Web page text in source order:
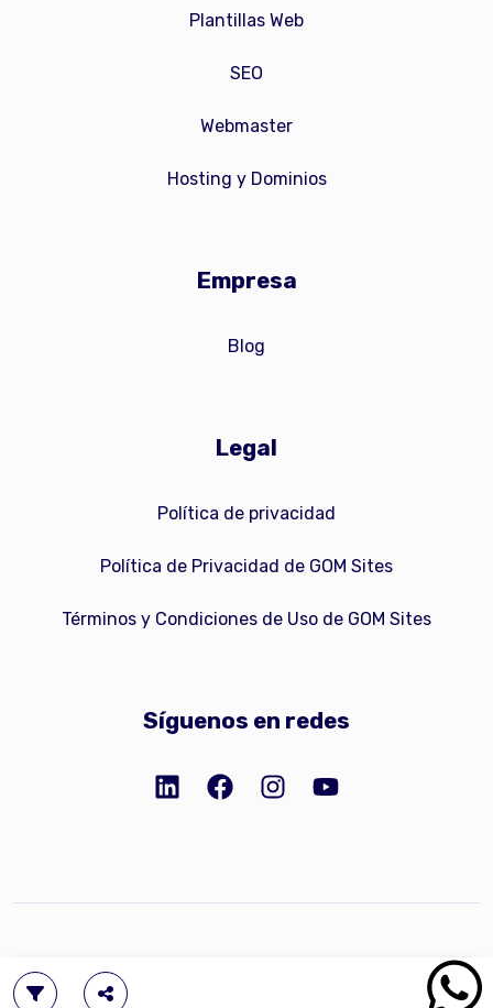
Plantillas Web
SEO
Webmaster
Hosting y Dominios
Empresa
Blog
Legal
Política de privacidad
Política de Privacidad de GOM Sites
Términos y Condiciones de Uso de GOM Sites
Síguenos en redes